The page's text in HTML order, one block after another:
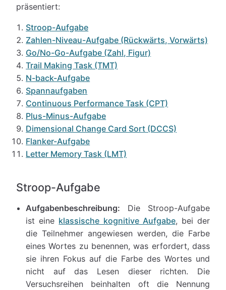
präsentiert:
Stroop-Aufgabe
Zahlen-Niveau-Aufgabe (Rückwärts, Vorwärts)
Go/No-Go-Aufgabe (Zahl, Figur)
Trail Making Task (TMT)
N-back-Aufgabe
Spannaufgaben
Continuous Performance Task (CPT)
Plus-Minus-Aufgabe
Dimensional Change Card Sort (DCCS)
Flanker-Aufgabe
Letter Memory Task (LMT)
Stroop-Aufgabe
Aufgabenbeschreibung: Die Stroop-Aufgabe
ist eine klassische kognitive Aufgabe, bei der
die Teilnehmer angewiesen werden, die Farbe
eines Wortes zu benennen, was erfordert, dass
sie ihren Fokus auf die Farbe des Wortes und
nicht auf das Lesen dieser richten. Die
Versuchsreihen beinhalten oft die Nennung